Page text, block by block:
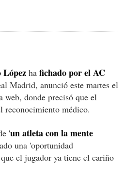
López ha fichado por el AC
Madrid, anunció este martes el
web, donde precisó que el
reconocimiento médico.
'un atleta con la mente
una 'oportunidad
el jugador ya tiene el cariño